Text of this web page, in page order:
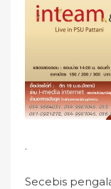
e
d
n
.
Secebis